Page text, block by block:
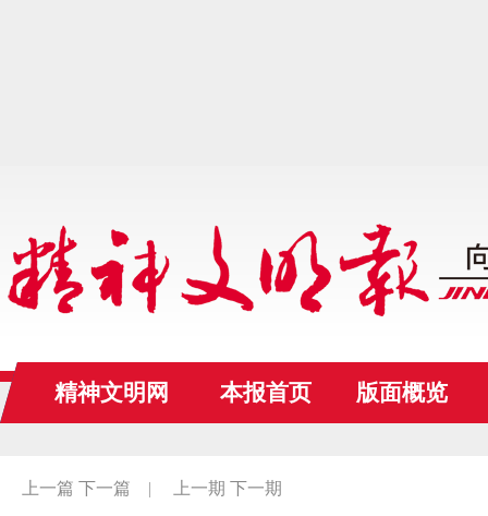
精神文明网 本报首页 版面概览
上一篇 下一篇 | 上一期 下一期